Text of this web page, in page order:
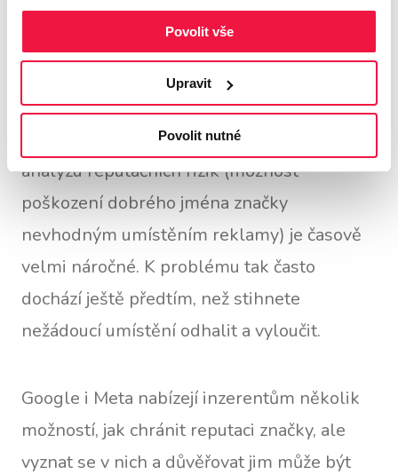
Povolit vše
Upravit
Povolit nutné
stahování dat o zdrojích návštěvnosti, ale
problém přetrvává.
To proto, že reklamy se zobrazují na tisících
různých místech a zajistit komplexní
analýzu reputačních rizik (možnost
poškození dobrého jména značky
nevhodným umístěním reklamy) je časově
velmi náročné. K problému tak často
dochází ještě předtím, než stihnete
nežádoucí umístění odhalit a vyloučit.
Google i Meta nabízejí inzerentům několik
možností, jak chránit reputaci značky, ale
vyznat se v nich a důvěřovat jim může být